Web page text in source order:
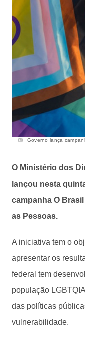
Governo lança
O Ministério dos
lançou nesta
campanha O
as Pessoas.
A iniciativa tem o
apresentar os
federal tem
população
das políticas
vulnerabilidade.